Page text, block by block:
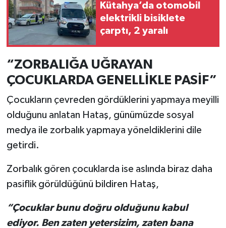
Kütahya’da otomobil
elektrikli bisiklete
çarptı, 2 yaralı
“ZORBALIĞA UĞRAYAN
ÇOCUKLARDA GENELLİKLE PASİF”
Çocukların çevreden gördüklerini yapmaya meyilli
olduğunu anlatan Hataş, günümüzde sosyal
medya ile zorbalık yapmaya yöneldiklerini dile
getirdi.
Zorbalık gören çocuklarda ise aslında biraz daha
pasiflik görüldüğünü bildiren Hataş,
“Çocuklar bunu doğru olduğunu kabul
ediyor. Ben zaten yetersizim, zaten bana